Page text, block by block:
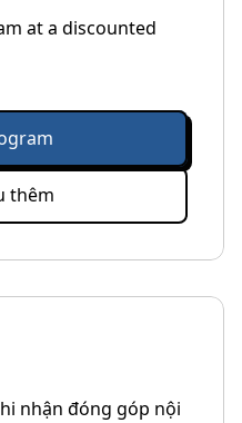
at a discounted
thêm
nhận đóng góp nội